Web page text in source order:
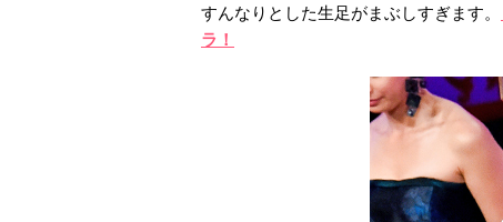
すんなりとした生足がまぶしすぎます。
ラ！